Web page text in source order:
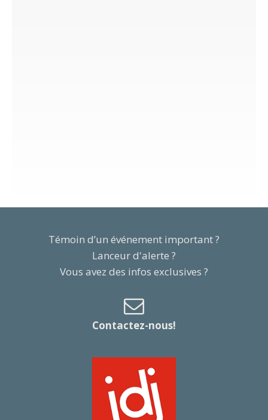
Témoin d’un événement important ?
Lanceur d'alerte ?
Vous avez des infos exclusives ?
Contactez-nous!